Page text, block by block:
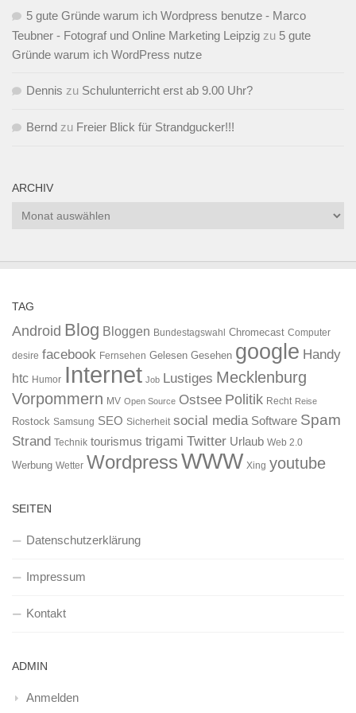
5 gute Gründe warum ich Wordpress benutze - Marco
Teubner - Fotograf und Online Marketing Leipzig zu 5 gute
Gründe warum ich WordPress nutze
Dennis zu Schulunterricht erst ab 9.00 Uhr?
Bernd zu Freier Blick für Strandgucker!!!
ARCHIV
Archiv
TAG
Android Blog Bloggen Bundestagswahl Chromecast Computer
desire facebook Fernsehen Gelesen Gesehen google Handy
htc Humor Internet Job Lustiges Mecklenburg
Vorpommern MV Open Source Ostsee Politik Recht Reise
Rostock Samsung SEO Sicherheit social media Software Spam
Strand Technik tourismus trigami Twitter Urlaub Web 2.0
Werbung Wetter WordpressWWW Xing youtube
SEITEN
Datenschutzerklärung
Impressum
Kontakt
ADMIN
Anmelden